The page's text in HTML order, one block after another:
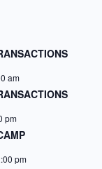
am
pm
pm